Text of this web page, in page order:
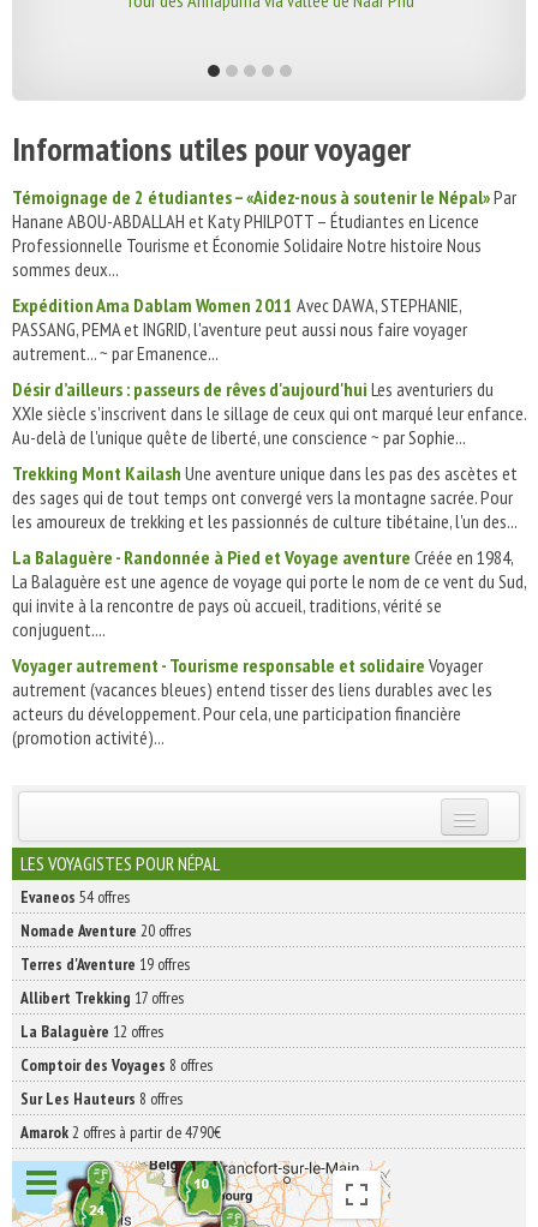
Informations utiles pour voyager
Témoignage de 2 étudiantes – «Aidez-nous à soutenir le Népal»Par
Hanane ABOU-ABDALLAH et Katy PHILPOTT – Étudiantes en Licence
Professionnelle Tourisme et Économie Solidaire Notre histoire Nous
sommes deux...
Expédition Ama Dablam Women 2011 Avec DAWA, STEPHANIE,
PASSANG, PEMA et INGRID, l'aventure peut aussi nous faire voyager
autrement... ~ par Emanence...
Désir d’ailleurs : passeurs de rêves d'aujourd'hui Les aventuriers du
XXIe siècle s'inscrivent dans le sillage de ceux qui ont marqué leur enfance.
Au-delà de l'unique quête de liberté, une conscience ~ par Sophie...
Trekking Mont Kailash Une aventure unique dans les pas des ascètes et
des sages qui de tout temps ont convergé vers la montagne sacrée. Pour
les amoureux de trekking et les passionnés de culture tibétaine, l'un des...
La Balaguère - Randonnée à Pied et Voyage aventure Créée en 1984,
La Balaguère est une agence de voyage qui porte le nom de ce vent du Sud,
qui invite à la rencontre de pays où accueil, traditions, vérité se
conjuguent....
Voyager autrement - Tourisme responsable et solidaire Voyager
autrement (vacances bleues) entend tisser des liens durables avec les
acteurs du développement. Pour cela, une participation financière
(promotion activité)...
INSCRIVEZ-VOUS | ABONNEZ-VOUS
LES VOYAGISTES POUR NÉPAL
Evaneos 54 offres
Nomade Aventure 20 offres
Terres d'Aventure 19 offres
Allibert Trekking 17 offres
La Balaguère 12 offres
Comptoir des Voyages 8 offres
Sur Les Hauteurs 8 offres
Amarok2 offres à partir de 4790€